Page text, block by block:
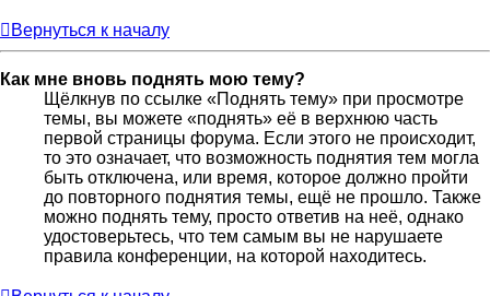
Вернуться к началу
Как мне вновь поднять мою тему?
Щёлкнув по ссылке «Поднять тему» при просмотре
темы, вы можете «поднять» её в верхнюю часть
первой страницы форума. Если этого не происходит,
то это означает, что возможность поднятия тем могла
быть отключена, или время, которое должно пройти
до повторного поднятия темы, ещё не прошло. Также
можно поднять тему, просто ответив на неё, однако
удостоверьтесь, что тем самым вы не нарушаете
правила конференции, на которой находитесь.